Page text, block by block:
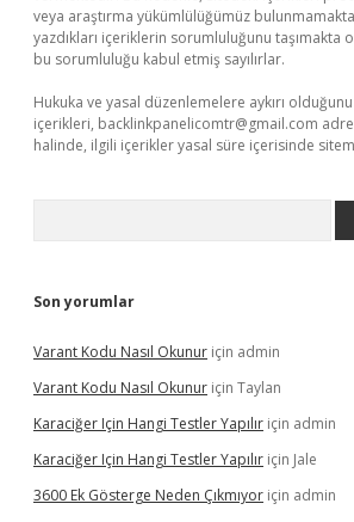
veya araştırma yükümlülüğümüz
yazdıkları içeriklerin sorumluluğunu taşımakta
bu sorumluluğu kabul etmiş sayılırlar.
Hukuka ve yasal düzenlemelere aykırı
içerikleri, backlinkpanelicomtr@gmail.com
halinde, ilgili içerikler yasal süre içerisinde
Son yorumlar
Varant Kodu Nasıl Okunur için admin
Varant Kodu Nasıl Okunur için Taylan
Karaciğer Için Hangi Testler Yapılır için admin
Karaciğer Için Hangi Testler Yapılır için Jale
3600 Ek Gösterge Neden Çıkmıyor için admin